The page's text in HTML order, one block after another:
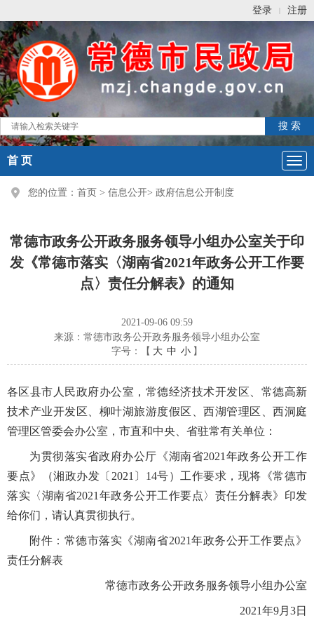
登录 | 注册
首 页
您的位置： 首页 > 信息公开> 政府信息公开制度
常德市政务公开政务服务领导小组办公室关于印
发《常德市落实〈湖南省2021年政务公开工作要
点〉责任分解表》的通知
2021-09-06 09:59
来源：常德市政务公开政务服务领导小组办公室
字号：【 大 中 小 】
各区县市人民政府办公室，常德经济技术开发区、常德高新
技术产业开发区、柳叶湖旅游度假区、西湖管理区、西洞庭
管理区管委会办公室，市直和中央、省驻常有关单位：
为贯彻落实省政府办公厅《湖南省2021年政务公开工作
要点》（湘政办发〔2021〕14号）工作要求，现将《常德市
落实〈湖南省2021年政务公开工作要点〉责任分解表》印发
给你们，请认真贯彻执行。
附件：常德市落实《湖南省2021年政务公开工作要点》
责任分解表
常德市政务公开政务服务领导小组办公室
2021年9月3日